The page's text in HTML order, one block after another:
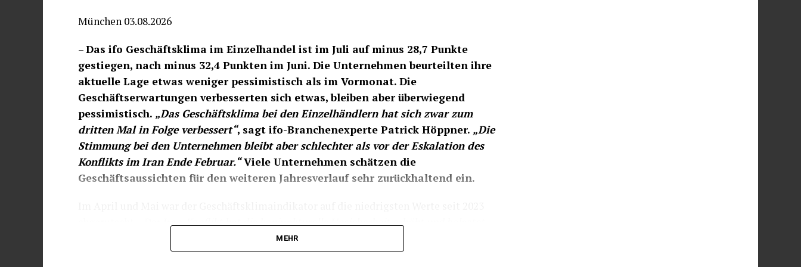
Ein Grund für die Entwicklung dürfte der sinkende Bierabsatz sein. Im Jahr 2025
das waren 6,0 % weniger als im Jahr zuvor (8,3 Milliarden Liter) und 15,7 % weniger als
im Jahr 2019.
München 03.08.2026
–Das ifo Geschäftsklima im Einzelhandel ist im Juli auf minus 28,7 Punkte
gestiegen, nach minus 32,4 Punkten im Juni. Die Unternehmen beurteilten ihre
aktuelle Lage etwas weniger pessimistisch als im Vormonat. Die
Geschäftserwartungen verbesserten sich etwas, bleiben aber überwiegend
pessimistisch. „Das Geschäftsklima bei den Einzelhändlern hat sich zwar zum
dritten Mal in Folge verbessert“, sagt ifo-Branchenexperte Patrick Höppner. „Die
Stimmung bei den Unternehmen bleibt aber schlechter als vor der Eskalation des
Konflikts im Iran Ende Februar.“Viele Unternehmen schätzen die
Geschäftsaussichten für den weiteren Jahresverlauf sehr zurückhaltend ein.
die Verbraucherstimmung, auch wegen höherer Inflationsrisiken“
haben sich viele Waren im Einzelhandel in der ersten Jahreshälfte nur wenig verteuert.
MEHR